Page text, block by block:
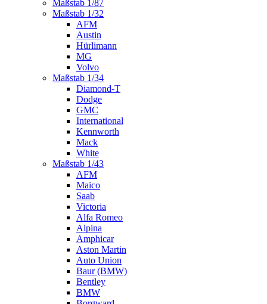
Maßstab 1/87
Maßstab 1/32
AFM
Austin
Hürlimann
MG
Volvo
Maßstab 1/34
Diamond-T
Dodge
GMC
International
Kennworth
Mack
White
Maßstab 1/43
AFM
Maico
Saab
Victoria
Alfa Romeo
Alpina
Amphicar
Aston Martin
Auto Union
Baur (BMW)
Bentley
BMW